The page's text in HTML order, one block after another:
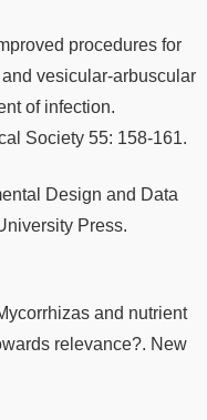
procedures for
vesicular-arbuscular
of infection.
Society 55: 158-161.
Design and Data
Press.
and nutrient
relevance?. New